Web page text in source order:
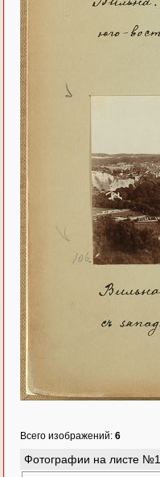
Всего изображений: 6
Фотографии на листе